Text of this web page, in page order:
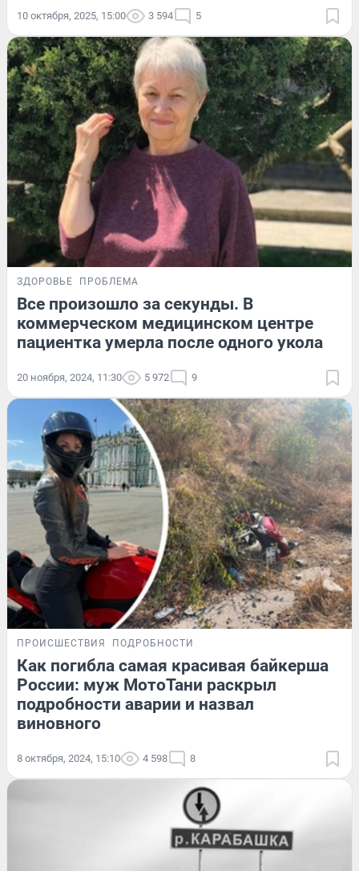
10 октября, 2025, 15:00 3 594 5
ЗДОРОВЬЕ ПРОБЛЕМА
Все произошло за секунды. В
коммерческом медицинском центре
пациентка умерла после одного укола
20 ноября, 2024, 11:30 5 972 9
ПРОИСШЕСТВИЯ ПОДРОБНОСТИ
Как погибла самая красивая байкерша
России: муж МотоТани раскрыл
подробности аварии и назвал
виновного
8 октября, 2024, 15:10 4 598 8